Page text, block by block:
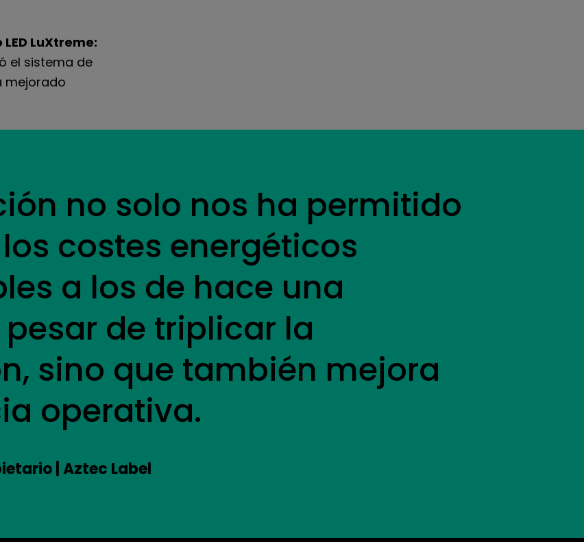
LuXtreme:
el sistema de
mejorado
no solo nos ha permitido
costes energéticos
a los de hace una
de triplicar la
sino que también mejora
operativa.
| Aztec Label